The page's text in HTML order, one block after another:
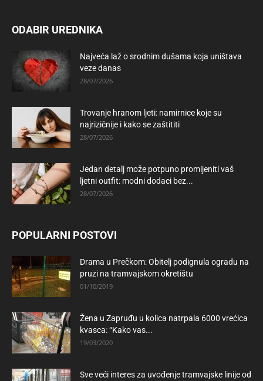
ODABIR UREDNIKA
Najveća laž o srodnim dušama koja uništava
veze danas
28/07/2026
Trovanje hranom ljeti: namirnice koje su
najrizičnije i kako se zaštititi
28/07/2026
Jedan detalj može potpuno promijeniti vaš
ljetni outfit: modni dodaci bez...
28/07/2026
POPULARNI POSTOVI
Drama u Prečkom: Obitelj podignula ogradu na
pruzi na tramvajskom okretištu
01/10/2019
Žena u Zapruđu u kolica natrpala 6000 vrećica
kvasca: “Kako vas...
19/03/2020
Sve veći interes za uvođenje tramvajske linije od